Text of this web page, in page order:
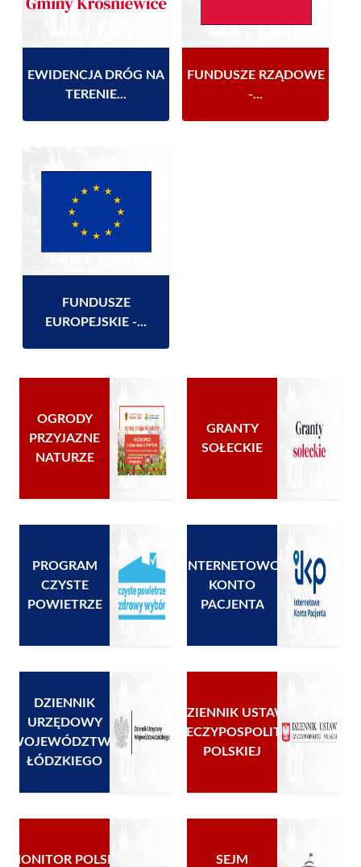
EWIDENCJA DRÓG NA
TERENIE...
FUNDUSZE RZĄDOWE
-...
FUNDUSZE
EUROPEJSKIE -...
OGRODY
PRZYJAZNE
NATURZE
GRANTY
SOŁECKIE
PROGRAM
CZYSTE
POWIETRZE
INTERNETOWO
KONTO
PACJENTA
DZIENNIK
URZĘDOWY
WOJEWÓDZTWA
ŁÓDZKIEGO
DZIENNIK USTAW
RZECZYPOSPOLITEJ
POLSKIEJ
MONITOR POLSKI
SEJM